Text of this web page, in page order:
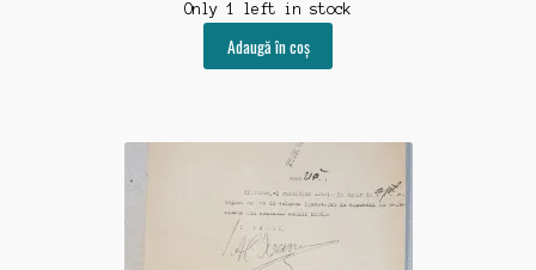
Only 1 left in stock
Adaugă în coș